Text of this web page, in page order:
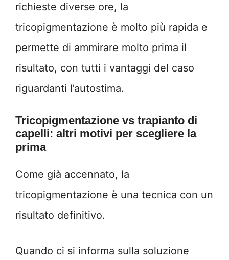
richieste diverse ore, la
tricopigmentazione è molto più rapida e
permette di ammirare molto prima il
risultato, con tutti i vantaggi del caso
riguardanti l’autostima.
Tricopigmentazione vs trapianto di
capelli: altri motivi per scegliere la
prima
Come già accennato, la
tricopigmentazione è una tecnica con un
risultato definitivo.
Quando ci si informa sulla soluzione